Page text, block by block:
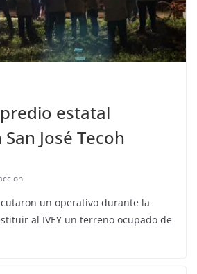
estatal
José Tecoh
un operativo durante la
al IVEY un terreno ocupado de